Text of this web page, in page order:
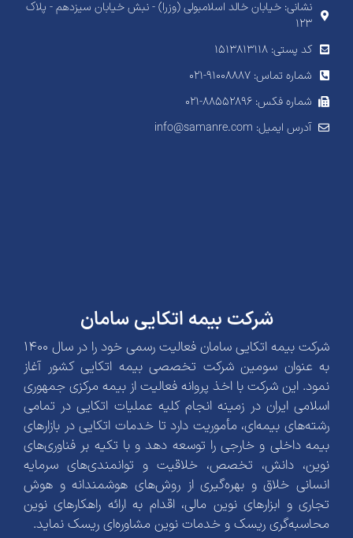
نشانی: خیابان خالد اسلامبولی (وزرا) - نبش خیابان سیزدهم - پلاک
۱۲۳
کد پستی: 1513813118
شماره تماس: ۹۱۰۰۸۸۸۷-۰۲۱
شماره فکس: ۸۸۵۵۲۸۹۶-۰۲۱
آدرس ایمیل: info@samanre.com
شرکت بیمه اتکایی سامان
شرکت بیمه اتکایی سامان فعالیت رسمی خود را در سال 1400
به عنوان سومین شرکت تخصصی بیمه اتکایی کشور آغاز
نمود. این شرکت با اخذ پروانه فعالیت از بیمه مرکزی جمهوری
اسلامی ایران در زمینه انجام کلیه عملیات اتکایی در تمامی
رشته‌های بیمه‌ای، مأموریت دارد تا خدمات اتکایی در بازارهای
بیمه داخلی و خارجی را توسعه دهد و با تکیه بر فناوری‌های
نوین، دانش، تخصص، خلاقیت و توانمندی‌های سرمایه
انسانی خلاق و بهره‌گیری از روش‌های هوشمندانه و هوش
تجاری و ابزارهای نوین مالی، اقدام به ارائه راهکارهای نوین
محاسبه‌گری ریسک و خدمات نوین مشاوره‌ای ریسک نماید.